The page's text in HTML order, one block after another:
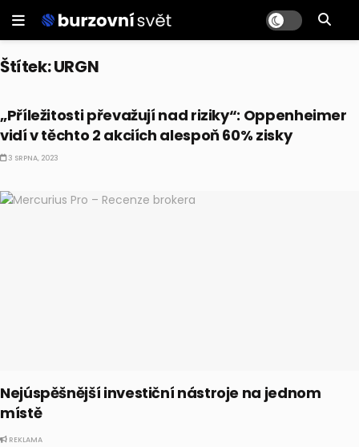
Štítek:URGN
„Příležitosti převažují nad riziky“: Oppenheimer
vidí v těchto 2 akciích alespoň 60% zisky
3 SRPNA, 2023
Nejúspěšnější investiční nástroje na jednom
místě
REKLAMA